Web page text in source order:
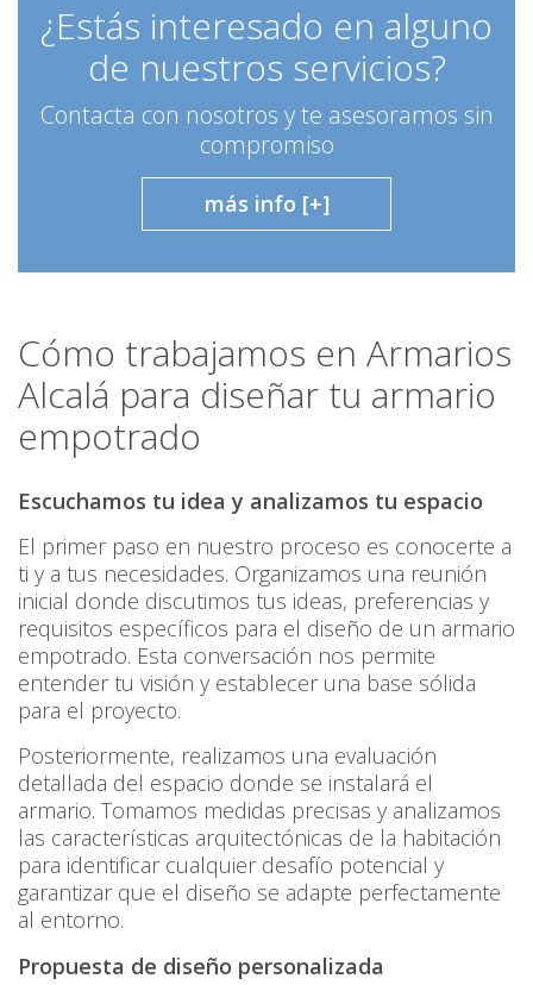
¿Estás interesado en alguno
de nuestros servicios?
Contacta con nosotros y te asesoramos sin
compromiso
más info [+]
Cómo trabajamos en Armarios
Alcalá para diseñar tu armario
empotrado
Escuchamos tu idea y analizamos tu espacio
El primer paso en nuestro proceso es conocerte a
ti y a tus necesidades. Organizamos una reunión
inicial donde discutimos tus ideas, preferencias y
requisitos específicos para el diseño de un armario
empotrado. Esta conversación nos permite
entender tu visión y establecer una base sólida
para el proyecto.
Posteriormente, realizamos una evaluación
detallada del espacio donde se instalará el
armario. Tomamos medidas precisas y analizamos
las características arquitectónicas de la habitación
para identificar cualquier desafío potencial y
garantizar que el diseño se adapte perfectamente
al entorno.
Propuesta de diseño personalizada